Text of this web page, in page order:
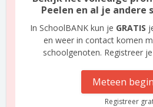
Peelen en al je andere
In SchoolBANK kun je GRATIS
en weer in contact komen
schoolgenoten. Registreer
Meteen
Registreer